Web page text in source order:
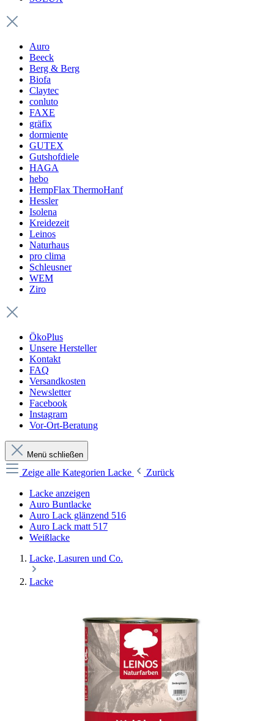
Auro
Beeck
Berg & Berg
Biofa
Claytec
conluto
FAXE
gräfix
dormiente
GUTEX
Gutshofdiele
HAGA
hebo
HempFlax ThermoHanf
Hessler
Isolena
Kreidezeit
Leinos
Naturhaus
pro clima
Schleusner
WEM
Ziro
ÖkoPlus
Unsere Hersteller
Kontakt
FAQ
Versandkosten
Newsletter
Facebook
Instagram
Vor-Ort-Beratung
Menü schließen
Zeige alle Kategorien Lacke
Zurück
Lacke anzeigen
Auro Buntlacke
Auro Lack glänzend 516
Auro Lack matt 517
Weißlacke
Lacke, Lasuren und Co.
Lacke